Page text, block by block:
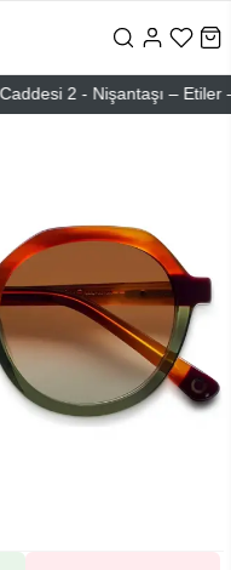
2 - Nişantaşı – Etiler –